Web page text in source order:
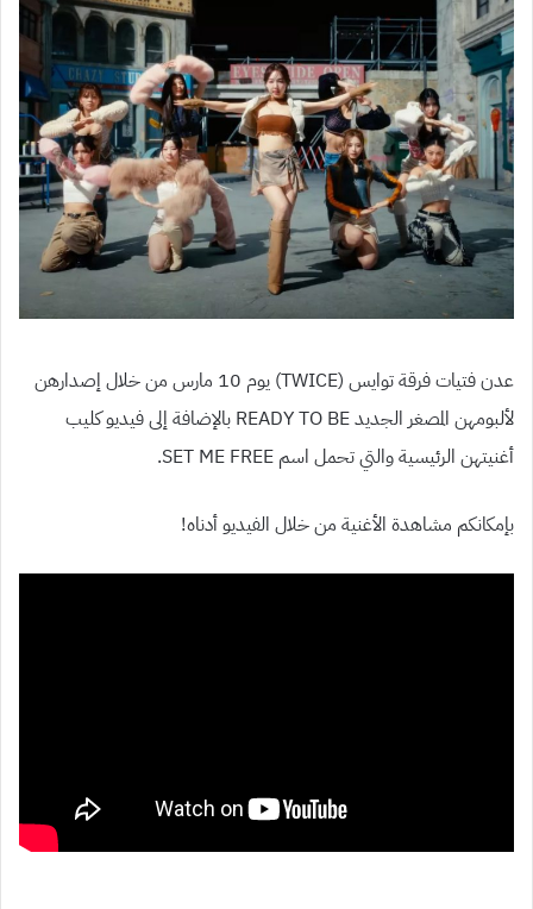
عدن فتيات فرقة توايس (TWICE) يوم 10 مارس من خلال إصدارهن
لألبومهن المصغر الجديد
READYTO BE
بالإضافة إلى فيديو كليب
أغنيتهن الرئيسية والتي تحمل اسم
SET ME FREE
.
بإمكانكم مشاهدة الأغنية من خلال الفيديو أدناه!